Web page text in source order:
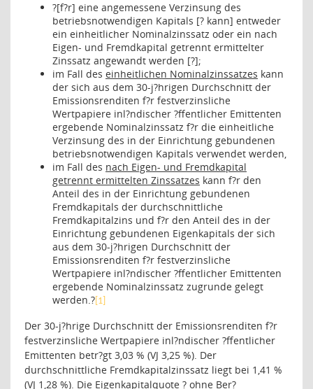
?[f?r] eine angemessene Verzinsung des
betriebsnotwendigen Kapitals [? kann] entweder
ein einheitlicher Nominalzinssatz oder ein nach
Eigen- und Fremdkapital getrennt ermittelter
Zinssatz angewandt werden [?];
im Fall des einheitlichen Nominalzinssatzes kann
der sich aus dem 30-j?hrigen Durchschnitt der
Emissionsrenditen f?r festverzinsliche
Wertpapiere inl?ndischer ?ffentlicher Emittenten
ergebende Nominalzinssatz f?r die einheitliche
Verzinsung des in der Einrichtung gebundenen
betriebsnotwendigen Kapitals verwendet werden,
im Fall des nach Eigen- und Fremdkapital
getrennt ermittelten Zinssatzes kann f?r den
Anteil des in der Einrichtung gebundenen
Fremdkapitals der durchschnittliche
Fremdkapitalzins und f?r den Anteil des in der
Einrichtung gebundenen Eigenkapitals der sich
aus dem 30-j?hrigen Durchschnitt der
Emissionsrenditen f?r festverzinsliche
Wertpapiere inl?ndischer ?ffentlicher Emittenten
ergebende Nominalzinssatz zugrunde gelegt
werden.? [1]
Der 30-j?hrige Durchschnitt der Emissionsrenditen f?r
festverzinsliche Wertpapiere inl?ndischer ?ffentlicher
Emittenten betr?gt 3,03 % (VJ 3,25 %). Der
durchschnittliche Fremdkapitalzinssatz liegt bei 1,41 %
(VJ 1,28 %). Die Eigenkapitalquote ? ohne Ber?